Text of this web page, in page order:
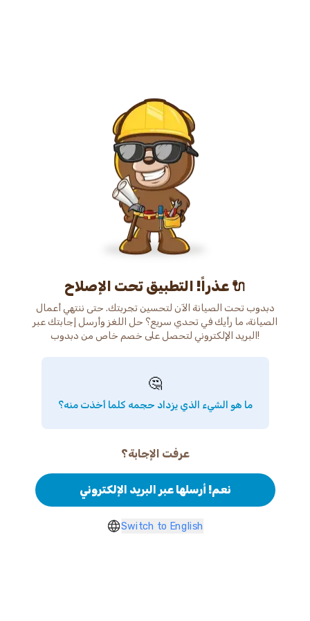
عذراً! التطبيق تحت الإصلاح 🔌
دبدوب تحت الصيانة الآن لتحسين تجربتك. حتى ننتهي أعمال
الصيانة، ما رأيك في تحدي سريع؟ حل اللغز وأرسل إجابتك عبر
البريد الإلكتروني لتحصل على خصم خاص من دبدوب!
🤔
ما هو الشيء الذي يزداد حجمه كلما أخذت منه؟
عرفت الإجابة؟
نعم! أرسلها عبر البريد الإلكتروني
Switch to English